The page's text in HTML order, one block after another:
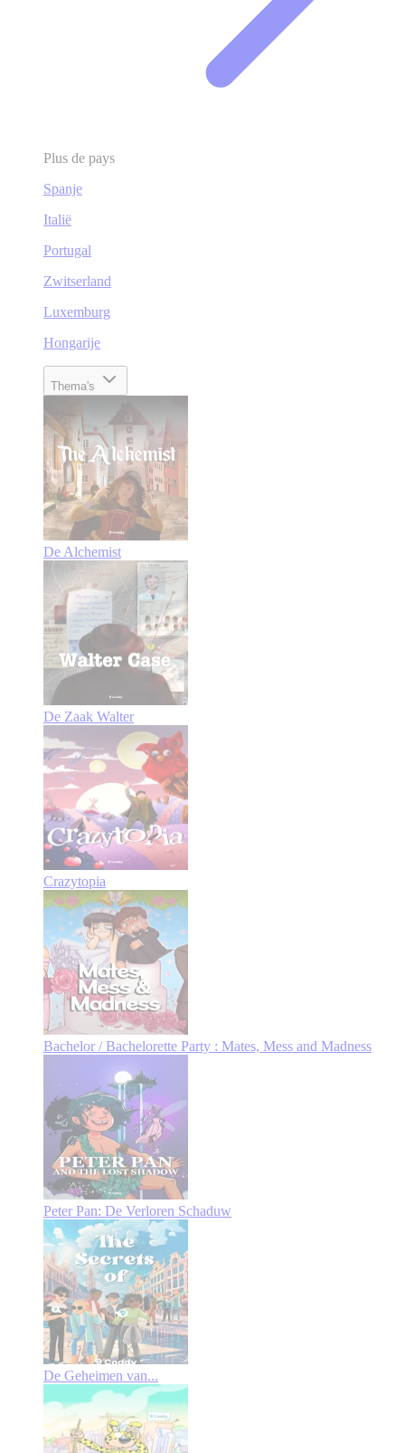
Plus de pays
Spanje
Italië
Portugal
Zwitserland
Luxemburg
Hongarije
Thema's
De Alchemist
De Zaak Walter
Crazytopia
Bachelor / Bachelorette Party : Mates, Mess and Madness
Peter Pan: De Verloren Schaduw
De Geheimen van...